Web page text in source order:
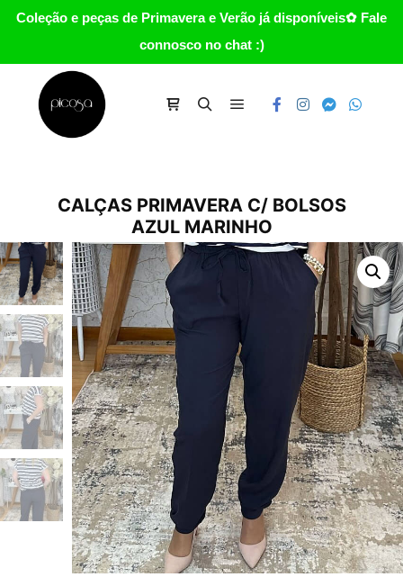
Coleção e peças de Primavera e Verão já disponíveis✿ Fale
connosco no chat :)
CALÇAS PRIMAVERA C/ BOLSOS
AZUL MARINHO